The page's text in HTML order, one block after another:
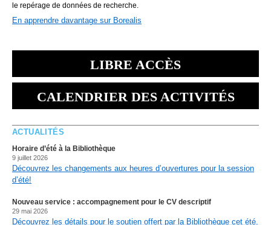
le repérage de données de recherche.
En apprendre davantage sur Borealis
LIBRE ACCÈS
CALENDRIER DES ACTIVITÉS
ACTUALITÉS
Horaire d’été à la Bibliothèque
9 juillet 2026
Découvrez les changements aux heures d’ouvertures pour la session
d’été!
Nouveau service : accompagnement pour le CV descriptif
29 mai 2026
Découvrez les détails pour le soutien offert par la Bibliothèque cet été.